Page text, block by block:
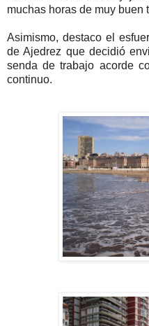
muchas horas de muy buen
Asimismo, destaco el
de Ajedrez que decidió
senda de trabajo acorde
continuo.